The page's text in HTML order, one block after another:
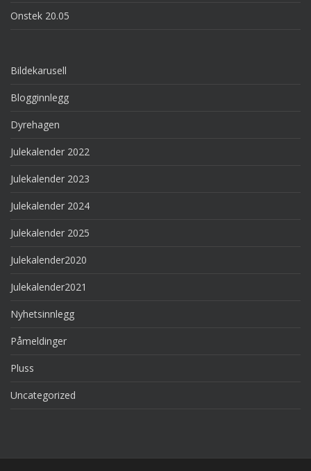
Onstek 20.05
Bildekarusell
Blogginnlegg
Dyrehagen
Julekalender 2022
Julekalender 2023
Julekalender 2024
Julekalender 2025
Julekalender2020
Julekalender2021
Nyhetsinnlegg
Påmeldinger
Pluss
Uncategorized